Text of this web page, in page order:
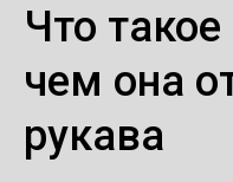
Что
чем она
рукава